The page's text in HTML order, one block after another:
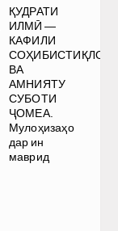
ҚУДРАТИ
ИЛМӢ —
КАФИЛИ
ВА
АМНИЯТУ
СУБОТИ
ҶОМЕА.
Мулоҳизаҳо
дар ин
маврид